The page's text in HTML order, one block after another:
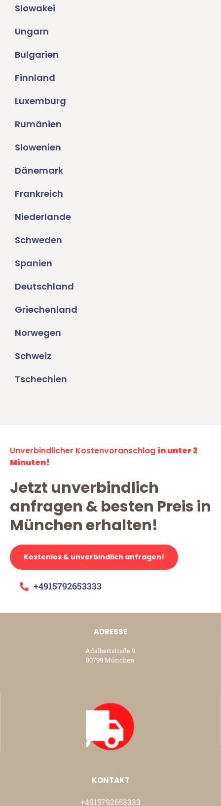
Slowakei
Ungarn
Bulgarien
Finnland
Luxemburg
Rumänien
Slowenien
Dänemark
Frankreich
Niederlande
Schweden
Spanien
Deutschland
Griechenland
Norwegen
Schweiz
Tschechien
Unverbindlicher Kostenvoranschlag in unter 2
Minuten!
Jetzt unverbindlich
anfragen & besten Preis in
München erhalten!
Kostenlos & unverbindlich anfragen!
+4915792653333
ADRESSE
Adalbertstraße 9
80799 München
KONTAKT
+4915792653333